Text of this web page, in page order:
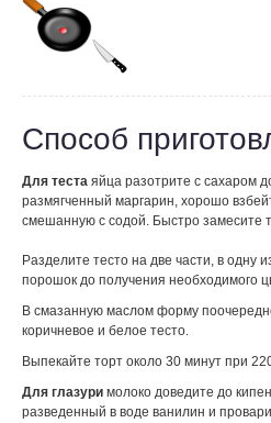
Способ
Для теста яйца разотрите с сахаром
размягченный маргарин, хорошо
смешанную с содой. Быстро замесите
Разделите тесто на две части, в одну
порошок до получения необходимого
В смазанную маслом форму
коричневое и белое тесто.
Выпекайте торт около 30 минут при
Для глазури молоко доведите до
разведенный в воде ванилин и